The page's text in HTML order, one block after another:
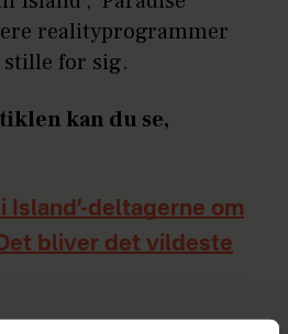
realityprogrammer
stille for sig.
kan du se,
Island’-deltagerne om
bliver det vildeste